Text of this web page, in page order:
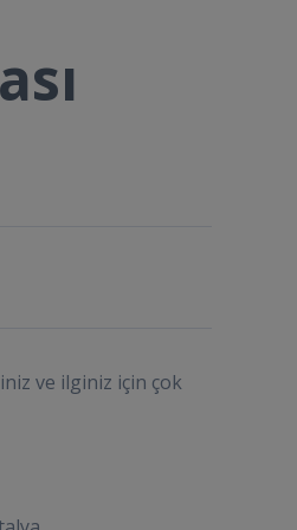
ve ilginiz için çok